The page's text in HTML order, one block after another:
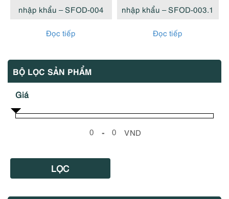
nhập khẩu – SFOD-004
Đọc tiếp
nhập khẩu – SFOD-003.1
Đọc tiếp
BỘ LỌC SẢN PHẨM
Giá
Minimum Price
-
Maximum Price
VND
LỌC